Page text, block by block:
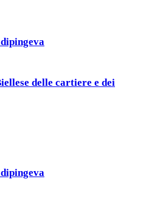
delle cartiere e dei